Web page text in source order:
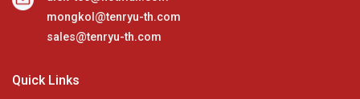
Quick Links
mongkol@tenryu-th.com
sales@tenryu-th.com